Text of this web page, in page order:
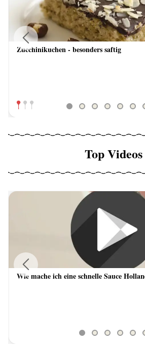
Zucchinikuchen - besonders saftig
Previous
Top Videos
Wie mache ich eine schnelle Sauce
Previous